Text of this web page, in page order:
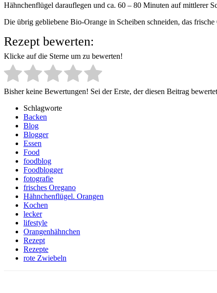
Hähnchenflügel darauflegen und ca. 60 – 80 Minuten auf mittlerer
Die übrig gebliebene Bio-Orange in Scheiben schneiden, das
Rezept bewerten:
Klicke auf die Sterne um zu bewerten!
Bisher keine Bewertungen! Sei der Erste, der diesen Beitrag
Schlagworte
Backen
Blog
Blogger
Essen
Food
foodblog
Foodblogger
fotografie
frisches Oregano
Hähnchenflügel. Orangen
Kochen
lecker
lifestyle
Orangenhähnchen
Rezept
Rezepte
rote Zwiebeln